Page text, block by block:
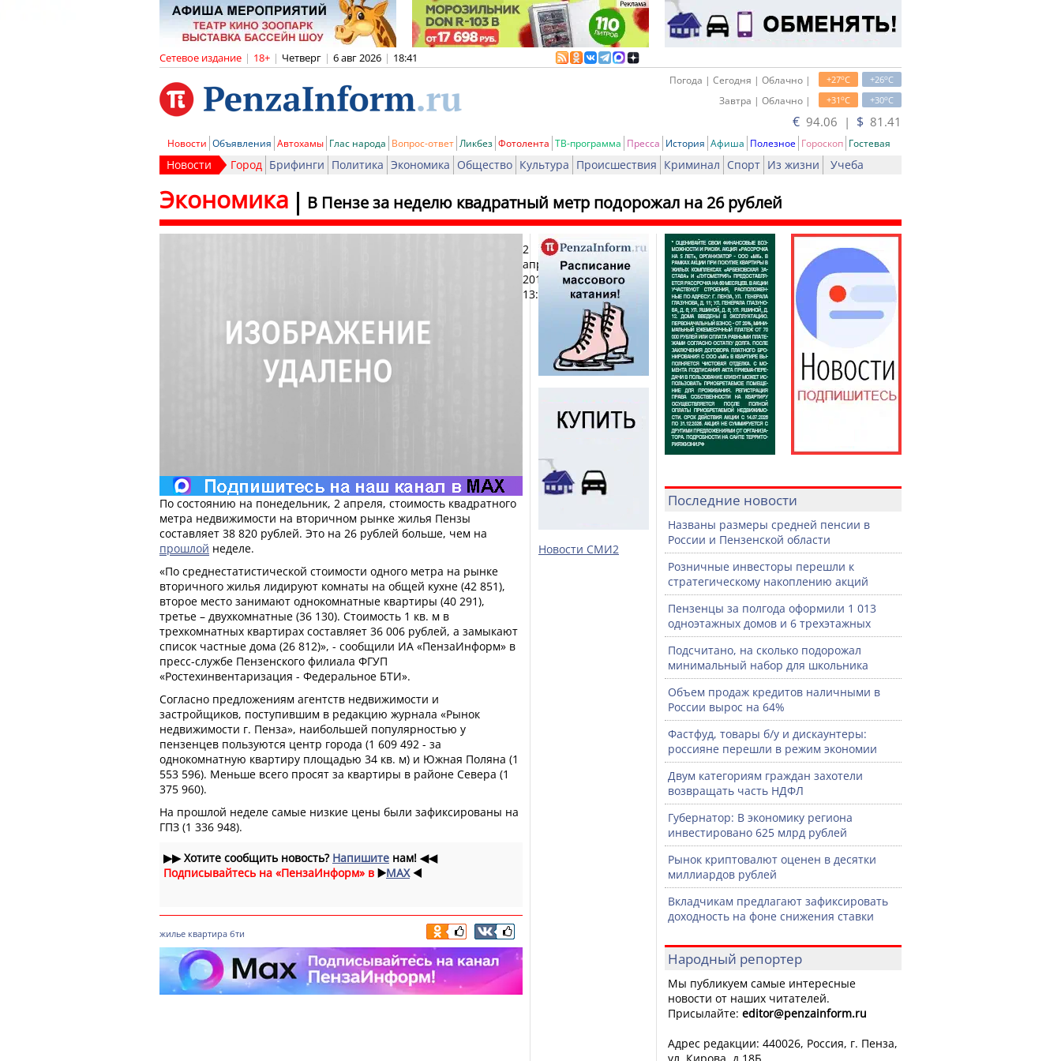
Сетевое издание | 18+ | Четверг | 6 авг 2026 | 18:41
+26oC
+27oC
Погода | Сегодня | Облачно |
+30oC
+31oC
Завтра | Облачно |
€ 94.06 | $ 81.41
Новости Объявления Автохамы Глас народа Вопрос-ответ Ликбез Фотолента ТВ-программа Пресса История Афиша Полезное Гороскоп Гостевая
Новости Город Брифинги Политика Экономика Общество Культура Происшествия Криминал Спорт Из жизни Учеба
В Пензе за неделю квадратный метр подорожал на 26 рублей
Экономика
2
апреля
2012,
13:01
Печать
По состоянию на понедельник, 2 апреля, стоимость квадратного
метра недвижимости на вторичном рынке жилья Пензы
составляет 38 820 рублей. Это на 26 рублей больше, чем на
прошлой неделе.
«По среднестатистической стоимости одного метра на рынке
вторичного жилья лидируют комнаты на общей кухне (42 851),
второе место занимают однокомнатные квартиры (40 291),
третье – двухкомнатные (36 130). Стоимость 1 кв. м в
трехкомнатных квартирах составляет 36 006 рублей, а замыкают
список частные дома (26 812)», - сообщили ИА «ПензаИнформ» в
пресс-службе Пензенского филиала ФГУП
«Ростехинвентаризация - Федеральное БТИ».
Согласно предложениям агентств недвижимости и
застройщиков, поступившим в редакцию журнала «Рынок
недвижимости г. Пенза», наибольшей популярностью у
пензенцев пользуются центр города (1 609 492 - за
однокомнатную квартиру площадью 34 кв. м) и Южная Поляна (1
553 596). Меньше всего просят за квартиры в районе Севера (1
375 960).
На прошлой неделе самые низкие цены были зафиксированы на
ГПЗ (1 336 948).
▶▶Хотите сообщить новость? Напишите нам! ◀◀
Подписывайтесь на «ПензаИнформ» в ▶️MAX ◀️
жилье квартира бти
Новости СМИ2
Последние новости
Названы размеры средней пенсии в
России и Пензенской области
Розничные инвесторы перешли к
стратегическому накоплению акций
Пензенцы за полгода оформили 1 013
одноэтажных домов и 6 трехэтажных
Подсчитано, на сколько подорожал
минимальный набор для школьника
Объем продаж кредитов наличными в
России вырос на 64%
Фастфуд, товары б/у и дискаунтеры:
россияне перешли в режим экономии
Двум категориям граждан захотели
возвращать часть НДФЛ
Губернатор: В экономику региона
инвестировано 625 млрд рублей
Рынок криптовалют оценен в десятки
миллиардов рублей
Вкладчикам предлагают зафиксировать
доходность на фоне снижения ставки
Народный репортер
Мы публикуем самые интересные
новости от наших читателей.
Присылайте: editor@penzainform.ru
Адрес редакции: 440026, Россия, г. Пенза,